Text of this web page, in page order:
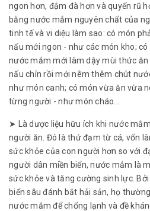
ngon hơn, đậm đà hơn và quyến rũ
bằng nước mắm nguyên chất của
tinh tế và vi diệu làm sao: có món
nấu mới ngon - như các món kho;
nước mắm mới làm dậy mùi thức ăn
nấu chín rồi mới nêm thêm chút
như món canh; có món vừa ăn vừa
từng người - như món cháo...
➤ Là dược liệu hữu ích khi nước
người ăn. Đó là thứ đạm từ cá, vốn
sức khỏe của con người hơn so với
người dân miền biển, nước mắm là
sức khỏe và tăng cường sinh lực.
biển sâu đánh bắt hải sản, họ
nước mắm để chống lạnh và đề